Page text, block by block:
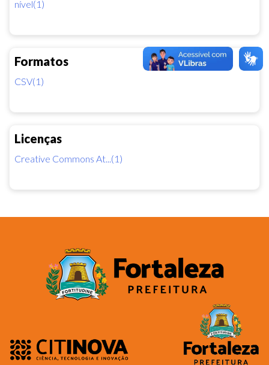
nível(1)
Formatos
CSV(1)
Licenças
Creative Commons At...(1)